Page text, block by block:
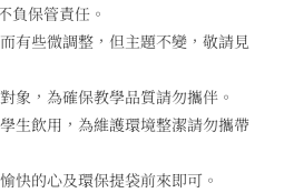
負保管責任。
有些微調整，但主題不變，敬請見
象，為確保教學品質請勿攜伴。
生飲用，為維護環境整潔請勿攜帶
快的心及環保提袋前來即可。